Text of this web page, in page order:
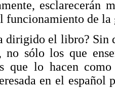
esclarecerán
funcionamiento de la
dirigido el libro? Sin
no sólo los que
que lo hacen como
en el